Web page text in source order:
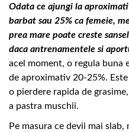
Odata ce ajungi la
barbat sau 25% ca femeie,
prea mare poate creste
daca antrenamentele si
acel moment, o regula buna
de aproximativ 20-25%.
o pierdere rapida de
a pastra muschii.
Pe masura ce devii mai